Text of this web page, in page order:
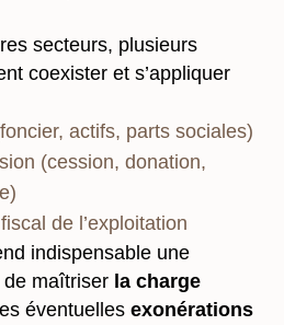
secteurs, plusieurs
coexister et s’appliquer
actifs, parts sociales)
(cession, donation,
de l’exploitation
indispensable une
maîtriser la charge
éventuelles exonérations